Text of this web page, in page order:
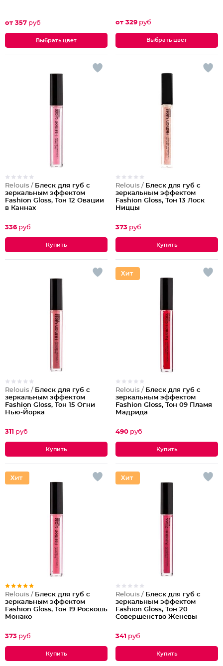
от 357 руб
Выбрать цвет
от 329 руб
Выбрать цвет
Relouis / Блеск для губ с
зеркальным эффектом
Fashion Gloss, Тон 12 Овации
в Каннах
336 руб
Relouis / Блеск для губ с
зеркальным эффектом
Fashion Gloss, Тон 13 Лоск
Ниццы
373 руб
Relouis / Блеск для губ с
зеркальным эффектом
Fashion Gloss, Тон 15 Огни
Нью-Йорка
311 руб
Relouis / Блеск для губ с
зеркальным эффектом
Fashion Gloss, Тон 09 Пламя
Мадрида
490 руб
Relouis / Блеск для губ с
зеркальным эффектом
Fashion Gloss, Тон 19 Роскошь
Монако
373 руб
Relouis / Блеск для губ с
зеркальным эффектом
Fashion Gloss, Тон 20
Совершенство Женевы
341 руб